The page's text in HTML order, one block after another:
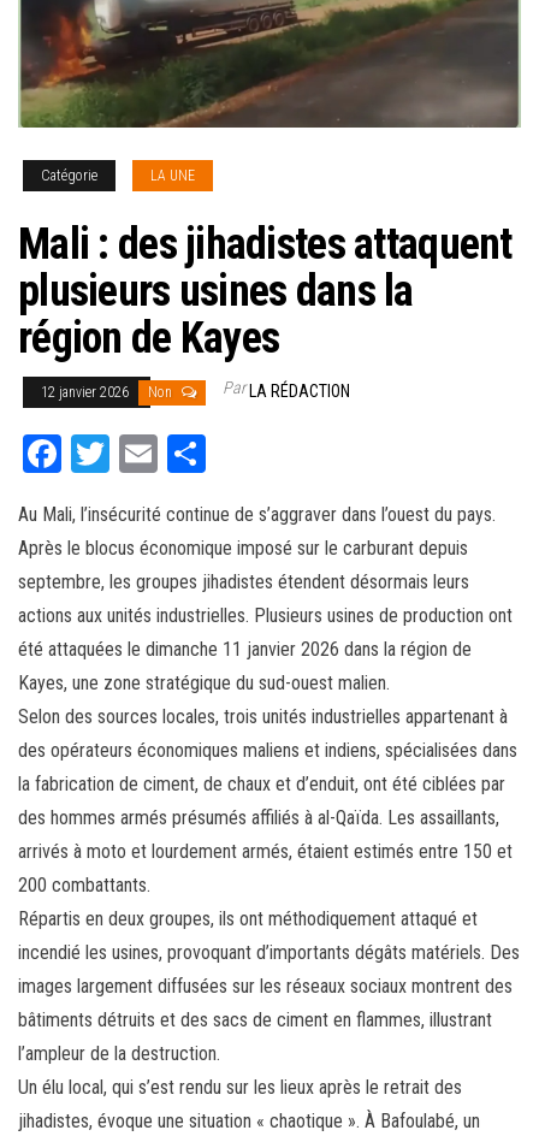
Catégorie LA UNE
Mali : des jihadistes attaquent
plusieurs usines dans la
région de Kayes
12 janvier 2026 Non ParLA RÉDACTION
Fa
bo
ok
T
tt
er
E
ail ag
er
Au Mali, l’insécurité continue de s’aggraver dans l’ouest du pays.
Après le blocus économique imposé sur le carburant depuis
septembre, les groupes jihadistes étendent désormais leurs
actions aux unités industrielles. Plusieurs usines de production ont
été attaquées le dimanche 11 janvier 2026 dans la région de
Kayes, une zone stratégique du sud-ouest malien.
Selon des sources locales, trois unités industrielles appartenant à
des opérateurs économiques maliens et indiens, spécialisées dans
la fabrication de ciment, de chaux et d’enduit, ont été ciblées par
des hommes armés présumés affiliés à al-Qaïda. Les assaillants,
arrivés à moto et lourdement armés, étaient estimés entre 150 et
200 combattants.
Répartis en deux groupes, ils ont méthodiquement attaqué et
incendié les usines, provoquant d’importants dégâts matériels. Des
images largement diffusées sur les réseaux sociaux montrent des
bâtiments détruits et des sacs de ciment en flammes, illustrant
l’ampleur de la destruction.
Un élu local, qui s’est rendu sur les lieux après le retrait des
jihadistes, évoque une situation « chaotique ». À Bafoulabé, un